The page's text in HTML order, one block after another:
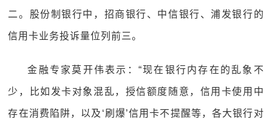
二。股份制银行中，招商银行、中信银行、浦发银行的
信用卡业务投诉量位列前三。
金融专家莫开伟表示：“现在银行内存在的乱象不
少，比如发卡对象混乱，授信额度随意，信用卡使用中
存在消费陷阱，以及‘刷爆’信用卡不提醒等，各大银行对